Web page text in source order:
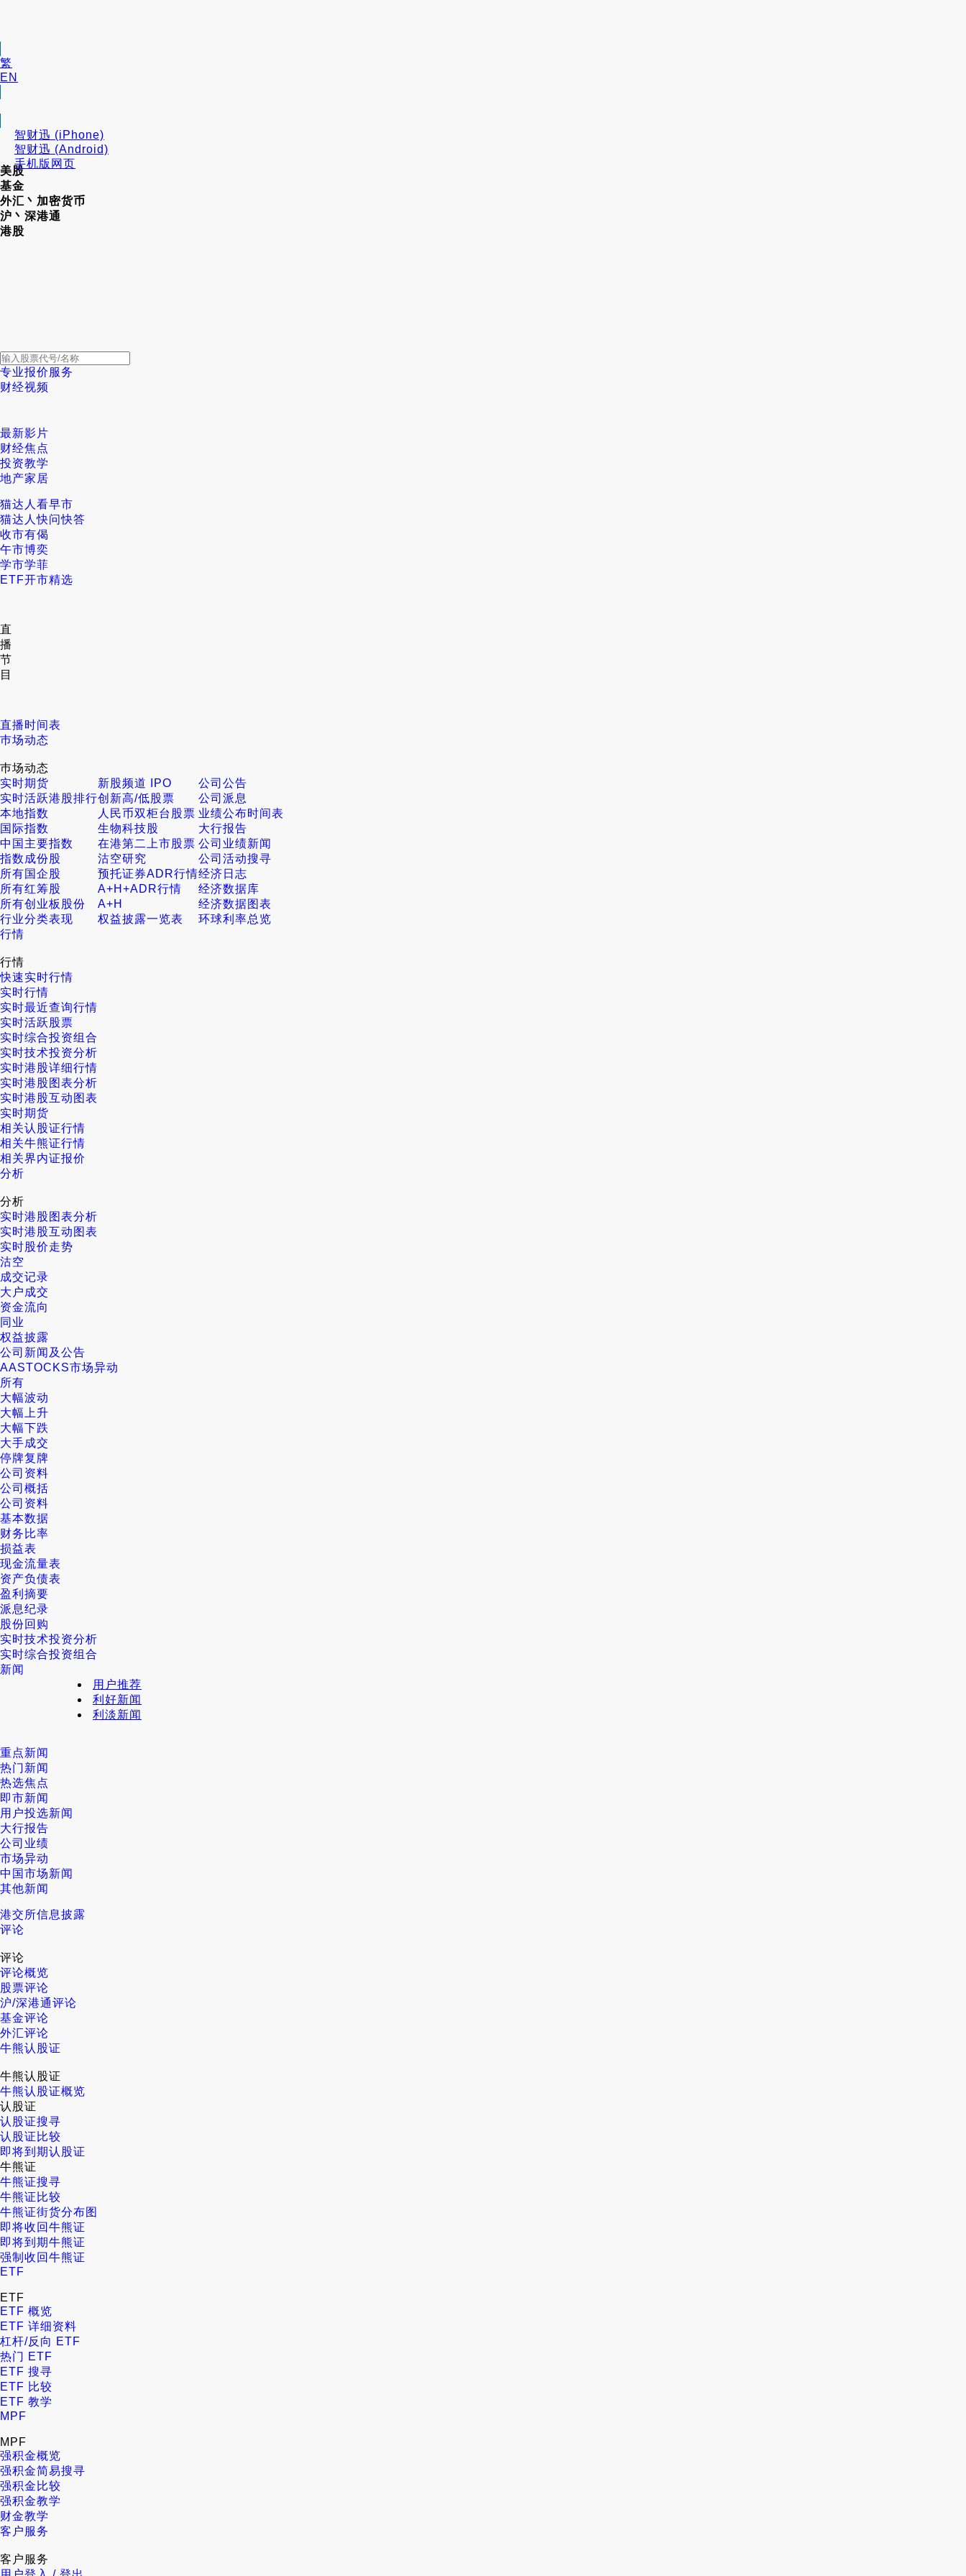
繁
EN
智财迅 (iPhone)
智财迅 (Android)
手机版网页
美股
基金
外汇丶加密货币
沪丶深港通
港股
专业报价服务
财经视频
最新影片
财经焦点
投资教学
地产家居
猫达人看早市
猫达人快问快答
收市有偈
午市博奕
学市学菲
ETF开市精选
直
播
节
目
直播时间表
巿场动态
巿场动态
实时期货
新股频道 IPO
公司公告
实时活跃港股排行创新高/低股票
公司派息
本地指数
人民币双柜台股票 业绩公布时间表
国际指数
生物科技股
大行报告
中国主要指数
在港第二上市股票 公司业绩新闻
指数成份股
沽空研究
公司活动搜寻
所有国企股
预托证券ADR行情经济日志
所有红筹股
A+H+ADR行情
经济数据库
所有创业板股份
A+H
经济数据图表
行业分类表现
权益披露一览表
环球利率总览
行情
行情
快速实时行情
实时行情
实时最近查询行情
实时活跃股票
实时综合投资组合
实时技术投资分析
实时港股详细行情
实时港股图表分析
实时港股互动图表
实时期货
相关认股证行情
相关牛熊证行情
相关界内证报价
分析
分析
实时港股图表分析
实时港股互动图表
实时股价走势
沽空
成交记录
大户成交
资金流向
同业
权益披露
公司新闻及公告
AASTOCKS市场异动
所有
大幅波动
大幅上升
大幅下跌
大手成交
停牌复牌
公司资料
公司概括
公司资料
基本数据
财务比率
损益表
现金流量表
资产负债表
盈利摘要
派息纪录
股份回购
实时技术投资分析
实时综合投资组合
新闻
重点新闻
热门新闻
热选焦点
即市新闻
用户投选新闻
大行报告
公司业绩
市场异动
中国市场新闻
其他新闻
港交所信息披露
用户推荐
利好新闻
利淡新闻
评论
评论
评论概览
股票评论
沪/深港通评论
基金评论
外汇评论
牛熊认股证
牛熊认股证
牛熊认股证概览
认股证
认股证搜寻
认股证比较
即将到期认股证
牛熊证
牛熊证搜寻
牛熊证比较
牛熊证街货分布图
即将收回牛熊证
即将到期牛熊证
强制收回牛熊证
ETF
ETF
ETF 概览
ETF 详细资料
杠杆/反向 ETF
热门 ETF
ETF 搜寻
ETF 比较
ETF 教学
MPF
MPF
强积金概览
强积金简易搜寻
强积金比较
强积金教学
财金教学
客户服务
客户服务